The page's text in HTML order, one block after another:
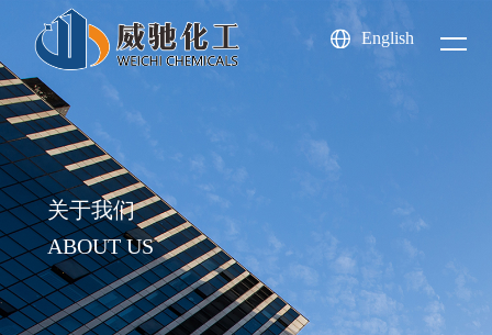
English
关于
我们
About us
产品
中心
Product center
新闻
中心
News center
关于我们
ABOUT US